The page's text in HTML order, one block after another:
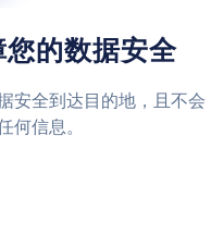
的数据安全
安全到达目的地，且不会
何信息。